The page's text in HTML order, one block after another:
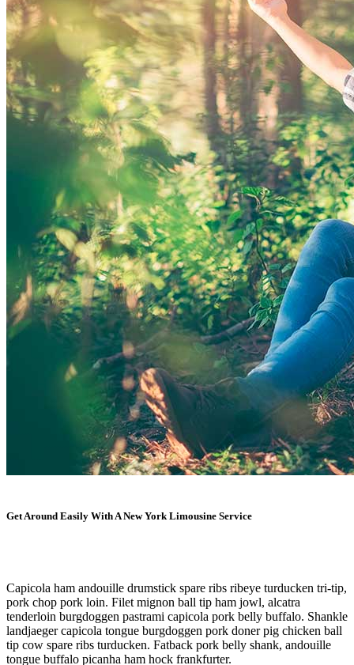
Get Around Easily With A New York Limousine Service
Capicola ham andouille drumstick spare ribs ribeye turducken tri-tip,
pork chop pork loin. Filet mignon ball tip ham jowl, alcatra
tenderloin burgdoggen pastrami capicola pork belly buffalo. Shankle
landjaeger capicola tongue burgdoggen pork doner pig chicken ball
tip cow spare ribs turducken. Fatback pork belly shank, andouille
tongue buffalo picanha ham hock frankfurter.